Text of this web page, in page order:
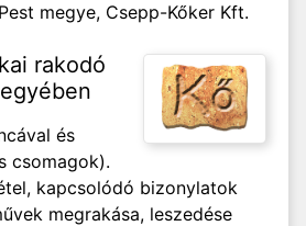
Pest megye, Csepp-Kőker Kft.
rakodó
és
csomagok).
kapcsolódó bizonylatok
megrakása, leszedése